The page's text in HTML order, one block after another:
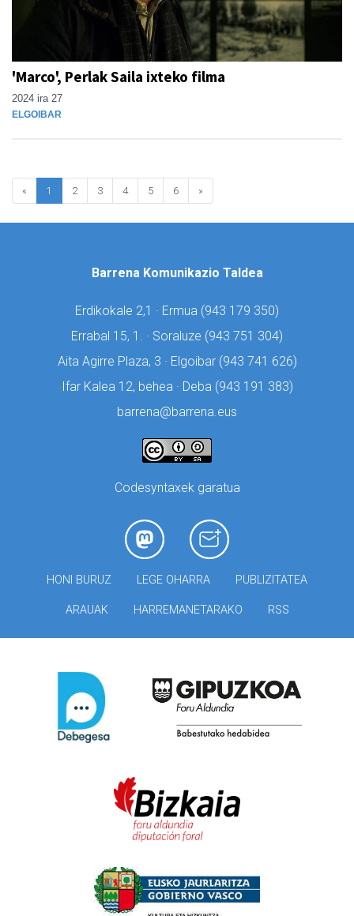
'Marco', Perlak Saila ixteko filma
2024 ira 27
ELGOIBAR
« 1 2 3 4 5 6 »
Barrena Komunikazio Taldea
Erdikokale 2,1 · Ermua (943 179 350)
Errabal 15, 1. · Soraluze (943 751 304)
Aita Agirre Plaza, 3 · Elgoibar (943 741 626)
Ifar Kalea 12, behea · Deba (943 191 383)
barrena@barrena.eus
Codesyntaxek garatua
HONI BURUZ LEGE OHARRA PUBLIZITATEA
ARAUAK HARREMANETARAKO RSS